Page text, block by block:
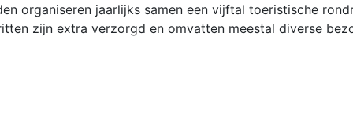
organiseren jaarlijks samen een vijftal toeristische
zijn extra verzorgd en omvatten meestal diverse